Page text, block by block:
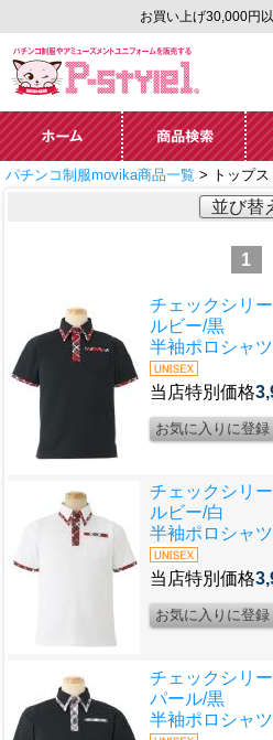
お買い上げ30,000円
ーズメントユニフォー
ム通販「P-style 1」.
ホーム 商品検索 マ
パチンコ制服movika商品一覧 > トップス
並び替
1
チェックシリ
ルビー/黒
半袖ポロシャツ
当店特別価格
チェックシリ
ルビー/白
半袖ポロシャツ
当店特別価格
チェックシリ
パール/黒
半袖ポロシャツ